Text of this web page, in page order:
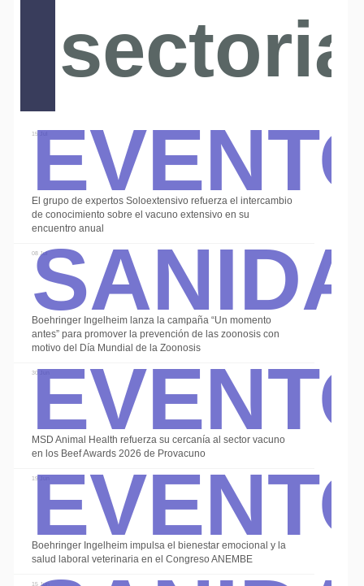
15 Jul
El grupo de expertos Soloextensivo refuerza el intercambio
de conocimiento sobre el vacuno extensivo en su
encuentro anual
08 Jul
Boehringer Ingelheim lanza la campaña “Un momento
antes” para promover la prevención de las zoonosis con
motivo del Día Mundial de la Zoonosis
30 Jun
MSD Animal Health refuerza su cercanía al sector vacuno
en los Beef Awards 2026 de Provacuno
19 Jun
Boehringer Ingelheim impulsa el bienestar emocional y la
salud laboral veterinaria en el Congreso ANEMBE
15 Jun